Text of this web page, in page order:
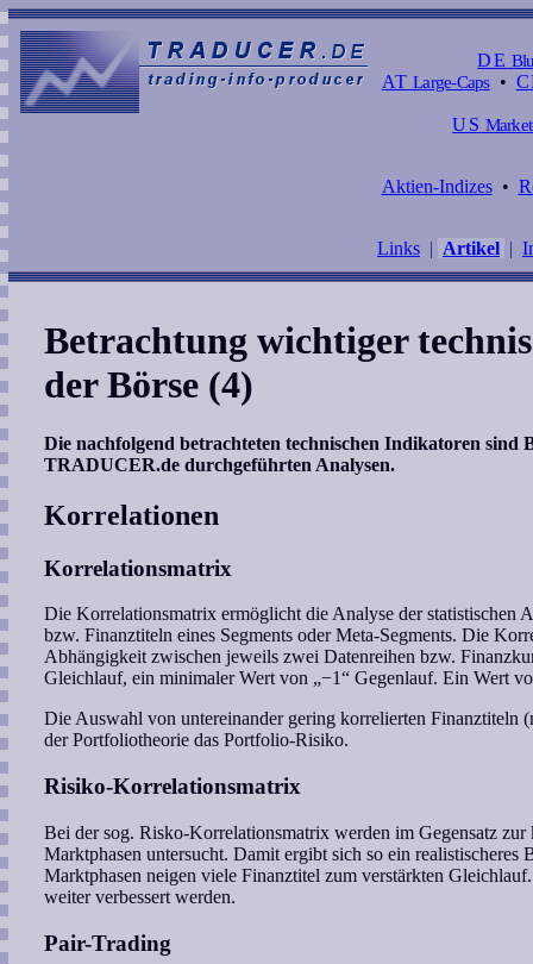
DE
AT Large-Caps•
US
Aktien-Indizes•
Links | Artikel |
Betrachtung wichtiger
der Börse (4)
Die nachfolgend betrachteten technischen Indikatoren sind
TRADUCER.de durchgeführten Analysen.
Korrelationen
Korrelationsmatrix
Die Korrelationsmatrix ermöglicht die Analyse der statistischen
bzw. Finanztiteln eines Segments oder Meta-Segments. Die
Abhängigkeit zwischen jeweils zwei Datenreihen bzw.
Gleichlauf, ein minimaler Wert von „−1“ Gegenlauf. Ein Wert
Die Auswahl von untereinander gering korrelierten Finanztiteln
der Portfoliotheorie das Portfolio-Risiko.
Risiko-Korrelationsmatrix
Bei der sog. Risko-Korrelationsmatrix werden im Gegensatz
Marktphasen untersucht. Damit ergibt sich so ein
Marktphasen neigen viele Finanztitel zum verstärkten
weiter verbessert werden.
Pair-Trading